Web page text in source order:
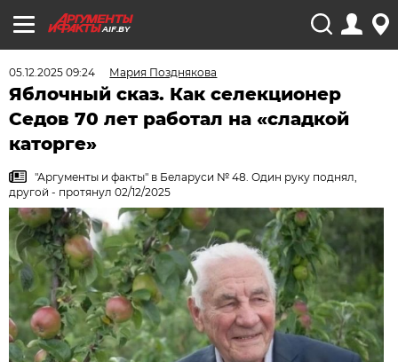
AIF.BY
05.12.2025 09:24 Мария Позднякова
Яблочный сказ. Как селекционер
Седов 70 лет работал на «сладкой
каторге»
"Аргументы и факты" в Беларуси № 48. Один руку поднял,
другой - протянул 02/12/2025